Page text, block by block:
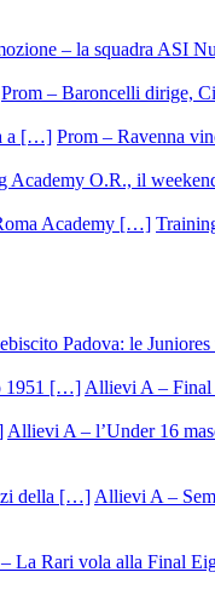
– la squadra ASI
Prom – Baroncelli dirige,
Prom – Ravenna
Academy O.R., il
Padova: le
Allievi A – Final
Allievi A – l’Under 16
Allievi A –
La Rari vola alla Final